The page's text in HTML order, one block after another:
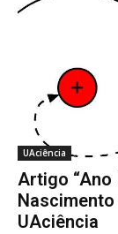
UAciência
Artigo “Ano
UAciência